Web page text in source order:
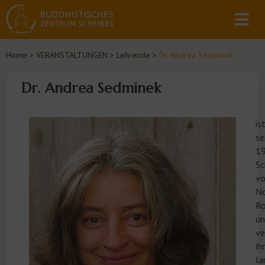
Home > VERANSTALTUNGEN > Lehrende > Dr. Andrea Sedminek
Dr. Andrea Sedminek
ist